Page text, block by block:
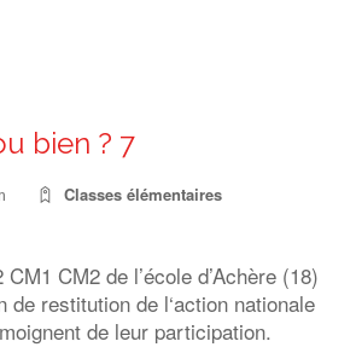
bien ? 7
Classes élémentaires
CM2 de l’école d’Achère (18)
de restitution de l‘action nationale
de leur participation.